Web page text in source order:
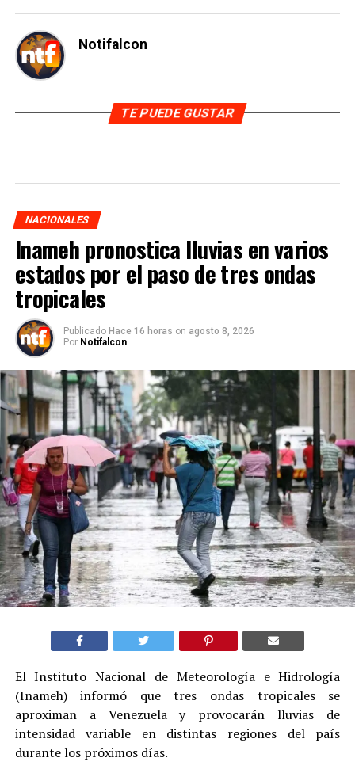
Notifalcon
TE PUEDE GUSTAR
NACIONALES
Inameh pronostica lluvias en varios
estados por el paso de tres ondas
tropicales
Publicado Hace 16 horas on agosto 8, 2026
Por Notifalcon
El Instituto Nacional de Meteorología e Hidrología
(Inameh) informó que tres ondas tropicales se
aproximan a Venezuela y provocarán lluvias de
intensidad variable en distintas regiones del país
durante los próximos días.